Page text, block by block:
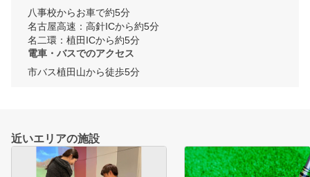
八事校からお車で約5分
名古屋高速：高針ICから約5分
名二環：植田ICから約5分
電車・バスでのアクセス
市バス植田山から徒歩5分
近いエリアの施設